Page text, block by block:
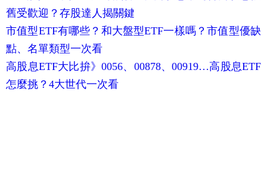
舊受歡迎？存股達人揭關鍵
市值型ETF有哪些？和大盤型ETF一樣嗎？市值型優缺
點、名單類型一次看
高股息ETF大比拚》0056、00878、00919…高股息ETF
怎麼挑？4大世代一次看